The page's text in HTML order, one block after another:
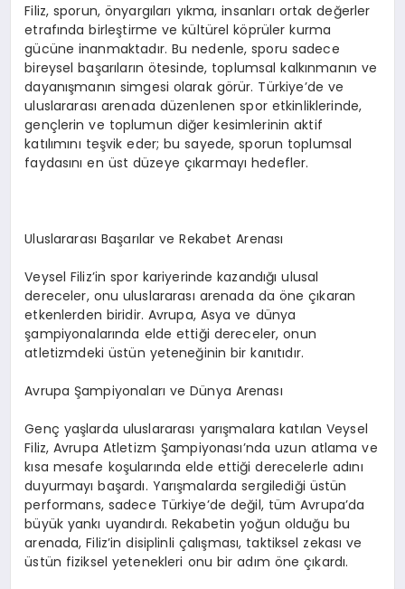
Filiz, sporun, önyargıları yıkma, insanları ortak değerler
etrafında birleştirme ve kültürel köprüler kurma
gücüne inanmaktadır. Bu nedenle, sporu sadece
bireysel başarıların ötesinde, toplumsal kalkınmanın ve
dayanışmanın simgesi olarak görür. Türkiye’de ve
uluslararası arenada düzenlenen spor etkinliklerinde,
gençlerin ve toplumun diğer kesimlerinin aktif
katılımını teşvik eder; bu sayede, sporun toplumsal
faydasını en üst düzeye çıkarmayı hedefler.
Uluslararası Başarılar ve Rekabet Arenası
Veysel Filiz’in spor kariyerinde kazandığı ulusal
dereceler, onu uluslararası arenada da öne çıkaran
etkenlerden biridir. Avrupa, Asya ve dünya
şampiyonalarında elde ettiği dereceler, onun
atletizmdeki üstün yeteneğinin bir kanıtıdır.
Avrupa Şampiyonaları ve Dünya Arenası
Genç yaşlarda uluslararası yarışmalara katılan Veysel
Filiz, Avrupa Atletizm Şampiyonası’nda uzun atlama ve
kısa mesafe koşularında elde ettiği derecelerle adını
duyurmayı başardı. Yarışmalarda sergilediği üstün
performans, sadece Türkiye’de değil, tüm Avrupa’da
büyük yankı uyandırdı. Rekabetin yoğun olduğu bu
arenada, Filiz’in disiplinli çalışması, taktiksel zekası ve
üstün fiziksel yetenekleri onu bir adım öne çıkardı.